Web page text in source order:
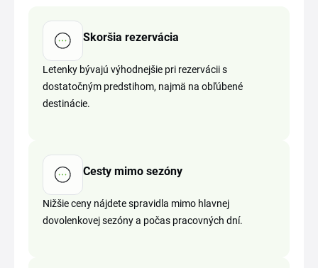
Skoršia rezervácia
Letenky bývajú výhodnejšie pri rezervácii s
dostatočným predstihom, najmä na obľúbené
destinácie.
Cesty mimo sezóny
Nižšie ceny nájdete spravidla mimo hlavnej
dovolenkovej sezóny a počas pracovných dní.